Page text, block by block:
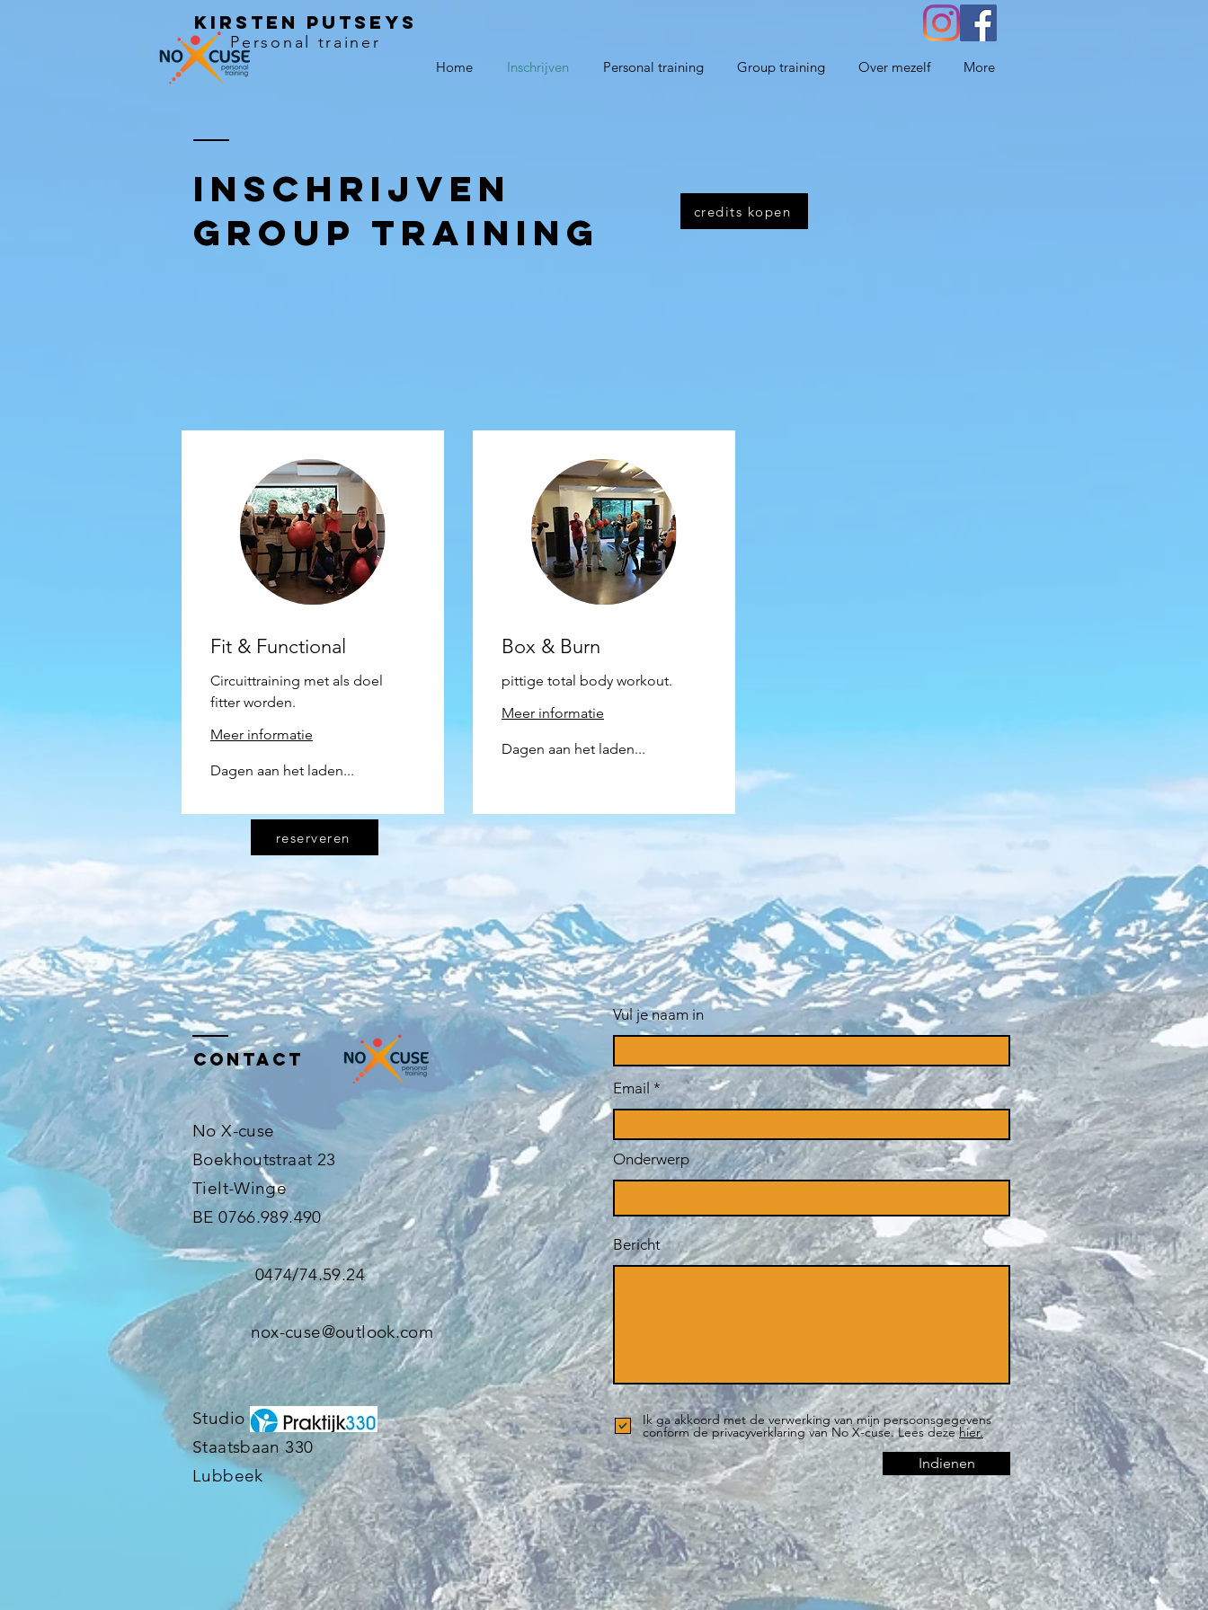
KIRSTEN PUTSEYS
Personal trainer
Home Inschrijven Personal training Group training Over mezelf More
Inschrijven
GROUP TRAINING
credits kopen
reserveren
Fit & Functional
Circuittraining met als doel
fitter worden.
Meer informatie
Dagen aan het laden...
Box & Burn
pittige total body workout.
Meer informatie
Dagen aan het laden...
Contact
No X-cuse
Boekhoutstraat 23
Tielt-Winge
BE 0766.989.490
0474/74.59.24
nox-cuse@outlook.com
Studio
Staatsbaan 330
Lubbeek
Vul je naam in
Email
Onderwerp
Bericht
Ik ga akkoord met de verwerking van mijn persoonsgegevens
conform de privacyverklaring van No X-cuse. Lees deze hier.
Indienen